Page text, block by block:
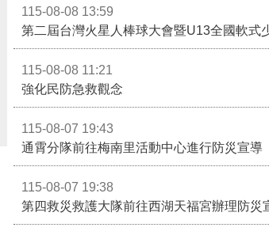
115-08-08 13:59
第二屆台灣火星人棒球大會暨U13全國軟式
115-08-08 11:21
強化民防急救觀念
115-08-07 19:43
通霄分隊前往梅南里活動中心進行防災宣導
115-08-07 19:38
第四救災救護大隊前往西湖天福宮辦理防災